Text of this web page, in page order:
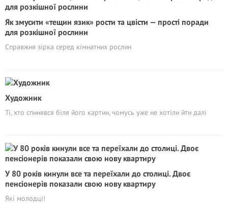
Як змусити «тещин язик» рости та цвісти — прості поради
для розкішної рослини
Cправжня зірка серед кімнатних рослин
Художник
Ті, хто спинявся біля його картин, чомусь уже не хотіли йти далі
У 80 років кинули все та переїхали до столиці. Двоє
пенсіонерів показали свою нову квартиру
Які молодці!